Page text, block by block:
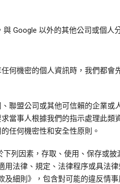
Google 以外的其他公司或個人
何機密的個人資訊時，我們都會
聯盟公司或其他可信賴的企業或
當事人根據我們的指示處理此類
任何機密性和安全性原則。
列因素，存取、使用、保存或披
用法律、規定、法律程序或具法
及細則》，包含對可能的違反情